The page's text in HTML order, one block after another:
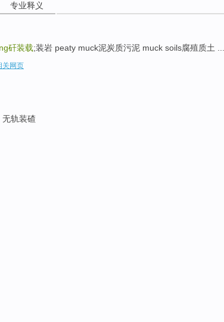
专业释义
矸装载;装岩 peaty muck泥炭质污泥 muck soils腐殖质土 ...
关网页
无轨装碴